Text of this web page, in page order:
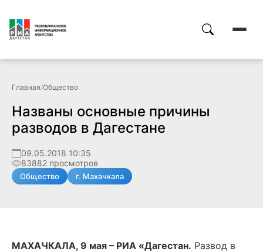
Главная/Общество
Названы основные причины
разводов в Дагестане
09.05.2018 10:35
83882 просмотров
Общество г. Махачкала
МАХАЧКАЛА, 9 мая – РИА «Дагестан. Развод в